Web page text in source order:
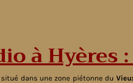
à Hyères
situé dans une zone piétonne du